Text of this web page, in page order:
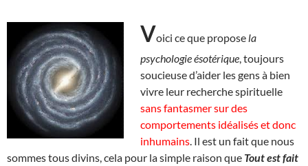
Voici ce que propose la
psychologie ésotérique , toujours
soucieuse d’aider les gens à bien
vivre leur recherche spirituelle
sans fantasmer sur des
comportements idéalisés et donc
inhumains . Il est un fait que nous
sommes tous divins, cela pour la simple raison que Tout est fait